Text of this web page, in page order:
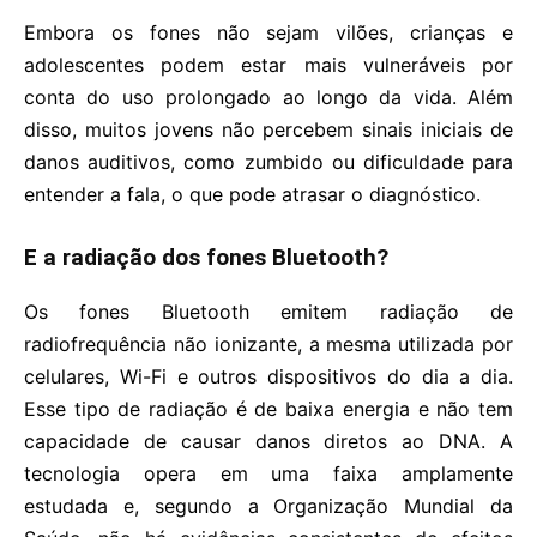
Embora os fones não sejam vilões, crianças e
adolescentes podem estar mais vulneráveis por
conta do uso prolongado ao longo da vida. Além
disso, muitos jovens não percebem sinais iniciais de
danos auditivos, como zumbido ou dificuldade para
entender a fala, o que pode atrasar o diagnóstico.
E a radiação dos fones Bluetooth?
Os fones Bluetooth emitem radiação de
radiofrequência não ionizante, a mesma utilizada por
celulares, Wi-Fi e outros dispositivos do dia a dia.
Esse tipo de radiação é de baixa energia e não tem
capacidade de causar danos diretos ao DNA. A
tecnologia opera em uma faixa amplamente
estudada e, segundo a Organização Mundial da